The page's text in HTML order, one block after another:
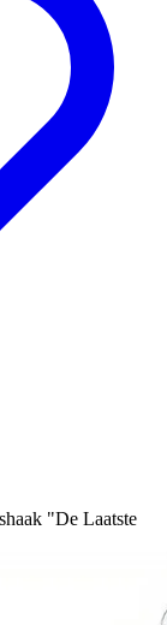
"De Laatste